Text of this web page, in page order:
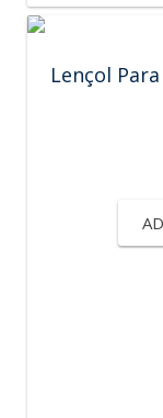
Lençol